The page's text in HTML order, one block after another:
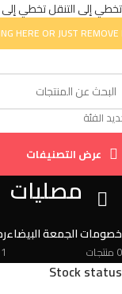
تخطي إلى التنقلتخطي إلى
HERE OR JUST REMOVE
الفئة
عرض التصنيفات
مصليات
خصومات الجمعة البيضاء
0 منتجات 1 منتج
Stock status